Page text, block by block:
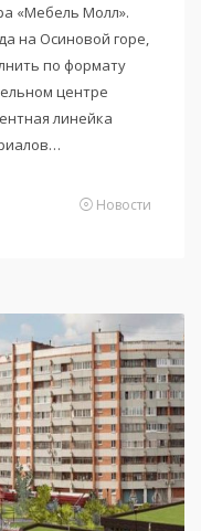
«Мебель Молл».
на Осиновой горе,
по формату
центре
линейка
Новости